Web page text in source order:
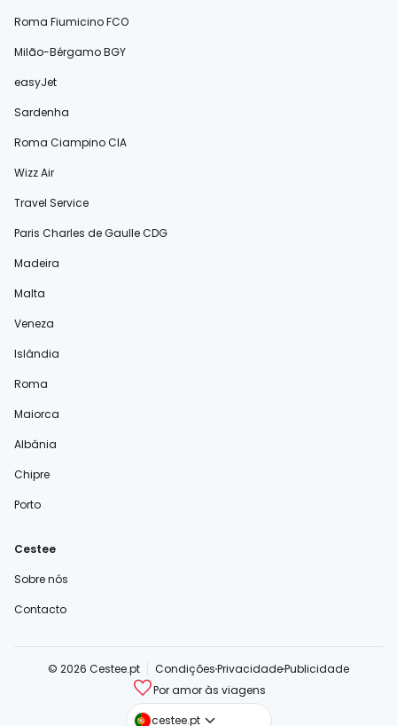
Roma Fiumicino FCO
Milão-Bérgamo BGY
easyJet
Sardenha
Roma Ciampino CIA
Wizz Air
Travel Service
Paris Charles de Gaulle CDG
Madeira
Malta
Veneza
Islândia
Roma
Maiorca
Albânia
Chipre
Porto
Cestee
Sobre nós
Contacto
© 2026 Cestee.pt CondiçõesPrivacidadePublicidade
Por amor às viagens
cestee.pt
cestee.com